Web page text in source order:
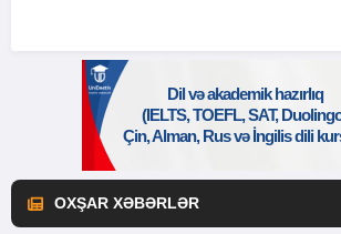
OXŞAR XƏBƏRLƏR